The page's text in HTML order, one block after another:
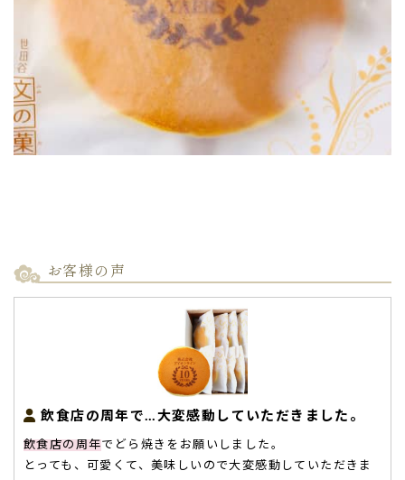
お客様の声
飲食店の周年で…大変感動していただきました。
飲食店の周年でどら焼きをお願いしました。
とっても、可愛くて、美味しいので大変感動していただきま